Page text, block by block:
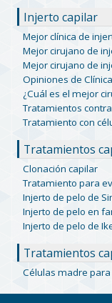
Injerto capilar
Mejor clínica de
Mejor cirujano de
Mejor cirujano de
Opiniones de
¿Cuál es el mejor
Tratamientos
Tratamiento con
Tratamientos
Clonación capilar
Tratamiento para
Injerto de pelo de
Injerto de pelo en
Injerto de pelo de
Tratamientos
Células madre